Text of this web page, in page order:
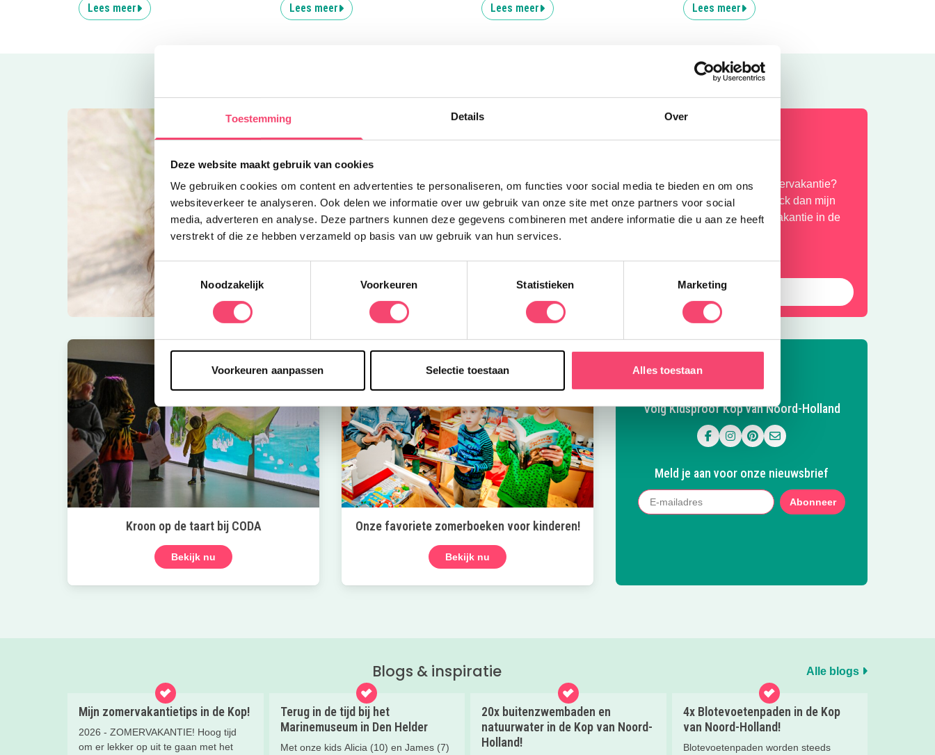
Toestemming Details Over
Deze website maakt gebruik van cookies
We gebruiken cookies om content en advertenties te personaliseren, om functies voor social media te bieden en om ons
websiteverkeer te analyseren. Ook delen we informatie over uw gebruik van onze site met onze partners voor social
media, adverteren en analyse. Deze partners kunnen deze gegevens combineren met andere informatie die u aan ze heeft
verstrekt of die ze hebben verzameld op basis van uw gebruik van hun services.
Toestemmingsselectie
Noodzakelijk
Voorkeuren Statistieken Marketing
Voorkeuren aanpassen Selectie toestaan Alles toestaan
Lees meer Lees meer Lees meer Lees meer
Genieten jullie lekker van de zomervakantie?
Wij wel! Mocht je je vervelen, check dan mijn
favoriete uitjes voor deze zomervakantie in de
Laat die zomer maar komen!
Kroon op de taart bij CODA
Bekijk nu
Onze favoriete zomerboeken voor kinderen!
Bekijk nu
Volg Kidsproof Kop van Noord-Holland
Volg ons op Facebook
Volg ons op Instagram
Volg ons op Pinterest
Mail ons
Meld je aan voor onze nieuwsbrief
Abonneer
Blogs & inspiratie Alle blogs
Mijn zomervakantietips in de Kop!
2026 - ZOMERVAKANTIE! Hoog tijd
om er lekker op uit te gaan met het
Terug in de tijd bij het
Marinemuseum in Den Helder
Met onze kids Alicia (10) en James (7)
20x buitenzwembaden en
natuurwater in de Kop van Noord-
Holland!
4x Blotevoetenpaden in de Kop
van Noord-Holland!
Blotevoetenpaden worden steeds